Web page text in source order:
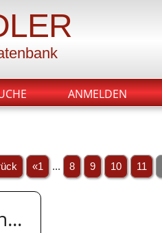
ANMELDEN
«1 ... 8 9 10 11